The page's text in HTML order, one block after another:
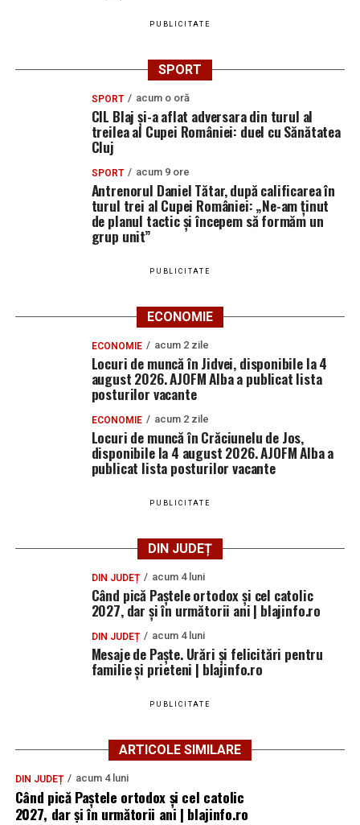
PUBLICITATE
SPORT
SPORT acum o oră
CIL Blaj și-a aflat adversara din turul al
treilea al Cupei României: duel cu Sănătatea
Cluj
SPORT acum 9 ore
Antrenorul Daniel Tătar, după calificarea în
turul trei al Cupei României: „Ne-am ținut
de planul tactic și începem să formăm un
grup unit”
PUBLICITATE
ECONOMIE
ECONOMIE acum 2 zile
Locuri de muncă în Jidvei, disponibile la 4
august 2026. AJOFM Alba a publicat lista
posturilor vacante
ECONOMIE acum 2 zile
Locuri de muncă în Crăciunelu de Jos,
disponibile la 4 august 2026. AJOFM Alba a
publicat lista posturilor vacante
PUBLICITATE
DIN JUDEȚ
DIN JUDEȚ acum 4 luni
Când pică Paștele ortodox și cel catolic
2027, dar și în următorii ani | blajinfo.ro
DIN JUDEȚ acum 4 luni
Mesaje de Paște. Urări și felicitări pentru
familie și prieteni | blajinfo.ro
PUBLICITATE
ARTICOLE SIMILARE
DIN JUDEȚ acum 4 luni
Când pică Paștele ortodox și cel catolic
2027, dar și în următorii ani | blajinfo.ro